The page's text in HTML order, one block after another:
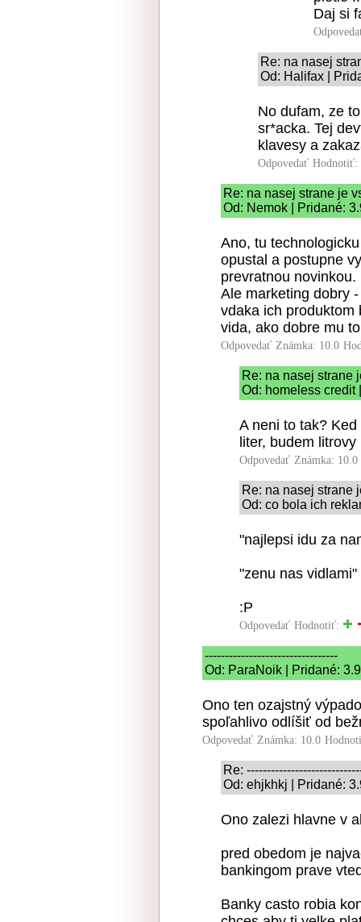
Daj si
Re: na nasej
Od: Halifax |
No dufam, ze
sr*acka. Tej
klavesy a
Odpovedať Hodnotiť:
Re: na nasej strane je
Od: Nemok | Pridané:
Ano, tu
opustal a postupne
prevratnou novinkou.
Ale marketing dobry
vdaka ich produktom
vida, ako dobre mu
Odpovedať Známka: 10.0
Re: na nasej strane
Od: homeless credit
A neni to tak?
liter, budem
Odpovedať Známka: 10.0
Re: na nasej strane
Od: co bola ich
"najlepsi idu za
"zenu nas vidlami"
:P
Odpovedať Hodnotiť:
---------------------------------
Od: ParaNoik | Pridané:
Ono ten ozajstný
spoľahlivo odlíšiť od
Odpovedať Známka: 10.0
Re:
Od: ehjkhkj | Pridané:
Ono zalezi hlavne v
pred obedom je
bankingom prave
Banky casto robia